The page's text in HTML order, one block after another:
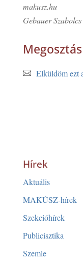
makusz.hu
Gebauer Szabolcs
Elküldöm ezt
Hírek
Aktuális
MAKÚSZ-hírek
Szekcióhírek
Publicisztika
Szemle